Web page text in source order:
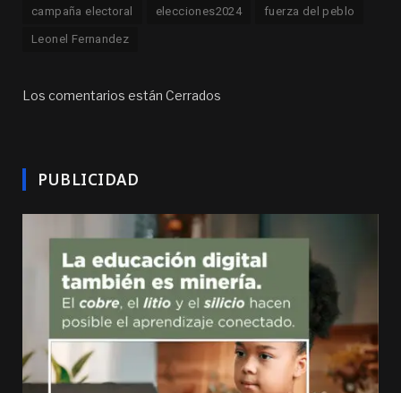
campaña electoral elecciones2024 fuerza del peblo
Leonel Fernandez
Los comentarios están Cerrados
PUBLICIDAD